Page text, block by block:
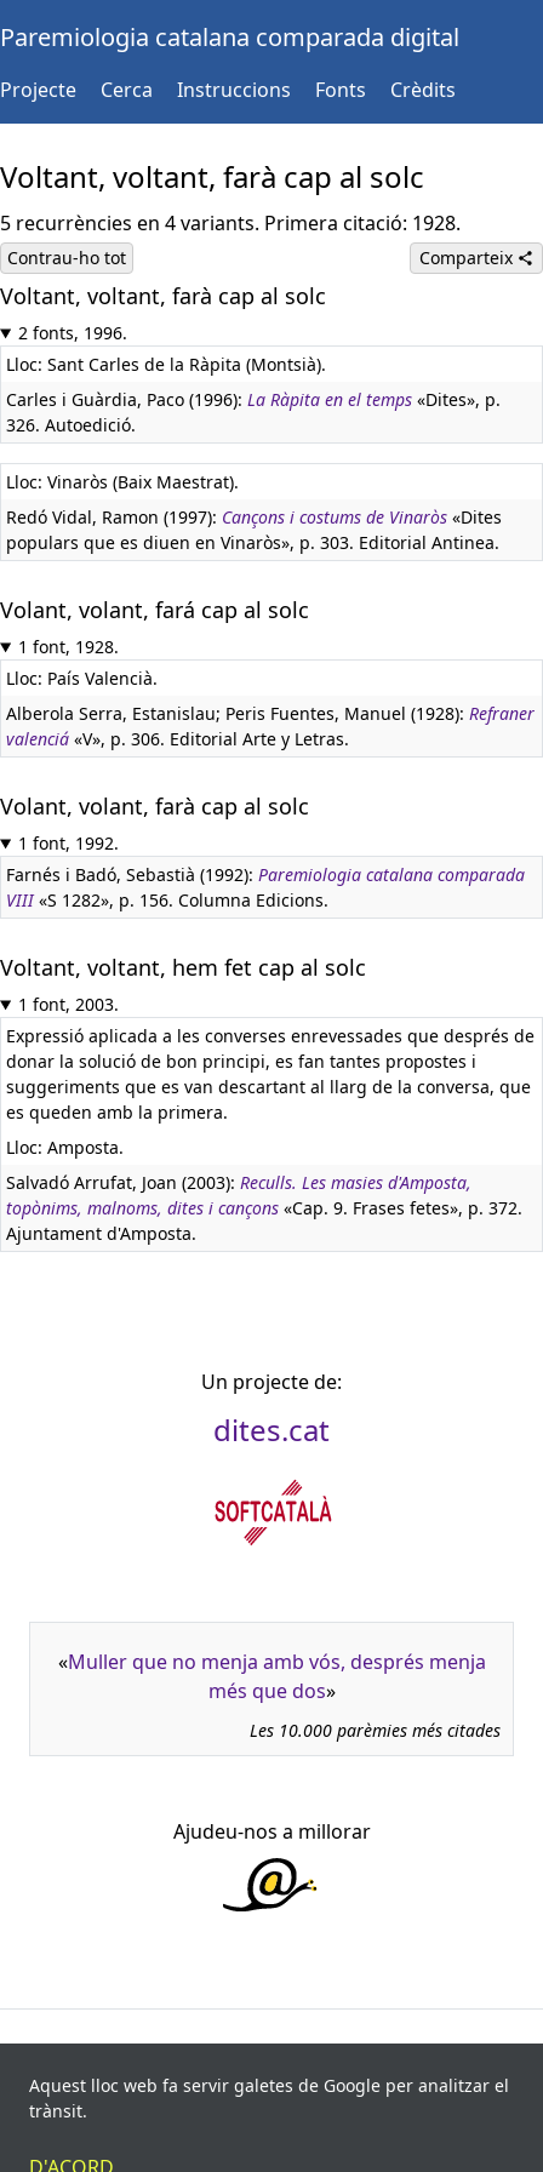
Paremiologia catalana comparada digital
Projecte Cerca Instruccions Fonts Crèdits
Voltant, voltant, farà cap al solc
5 recurrències en 4 variants. Primera citació: 1928.
Contrau-ho tot Comparteix
Voltant, voltant, farà cap al solc
2 fonts, 1996.
Lloc: Sant Carles de la Ràpita (Montsià).
Carles i Guàrdia, Paco (1996): La Ràpita en el temps «Dites», p.
326. Autoedició.
Lloc: Vinaròs (Baix Maestrat).
Redó Vidal, Ramon (1997): Cançons i costums de Vinaròs «Dites
populars que es diuen en Vinaròs», p. 303. Editorial Antinea.
Volant, volant, fará cap al solc
1 font, 1928.
Lloc: País Valencià.
Alberola Serra, Estanislau; Peris Fuentes, Manuel (1928): Refraner
valenciá «V», p. 306. Editorial Arte y Letras.
Volant, volant, farà cap al solc
1 font, 1992.
Farnés i Badó, Sebastià (1992): Paremiologia catalana comparada
VIII«S 1282», p. 156. Columna Edicions.
Voltant, voltant, hem fet cap al solc
1 font, 2003.
Expressió aplicada a les converses enrevessades que després de
donar la solució de bon principi, es fan tantes propostes i
suggeriments que es van descartant al llarg de la conversa, que
es queden amb la primera.
Lloc: Amposta.
Salvadó Arrufat, Joan (2003): Reculls. Les masies d'Amposta,
topònims, malnoms, dites i cançons «Cap. 9. Frases fetes», p. 372.
Ajuntament d'Amposta.
Un projecte de:
dites.cat
«Muller que no menja amb vós, després menja
més que dos»
Les 10.000 parèmies més citades
Ajudeu-nos a millorar
recollides de 840 fonts i 8.113 informants. Última
Aquest lloc web fa servir galetes de Google per analitzar el
trànsit.